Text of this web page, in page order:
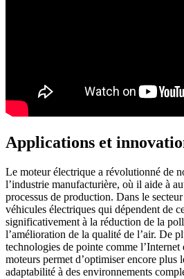
Applications et
Le moteur électrique a révolutionné de
l’industrie manufacturière, où il aide à
processus de production. Dans le
véhicules électriques qui dépendent de
significativement à la réduction de la
l’amélioration de la qualité de l’air. De
technologies de pointe comme
moteurs permet d’optimiser encore plus
adaptabilité à des environnements